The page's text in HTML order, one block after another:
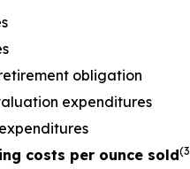
obligation
expenditures
costs per ounce sold